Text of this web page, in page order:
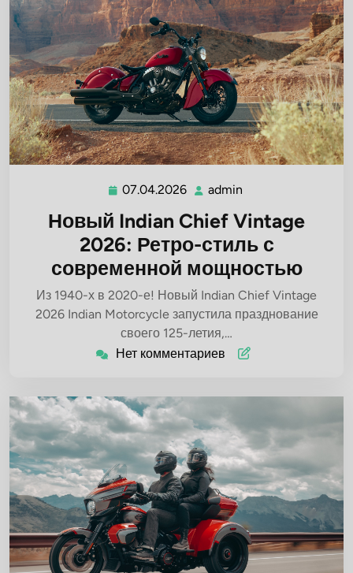
07.04.2026 07.04.2026
admin
Новый Indian Chief Vintage
2026: Ретро-стиль с
современной мощностью
Из 1940-х в 2020-е! Новый Indian Chief Vintage
2026 Indian Motorcycle запустила празднование
своего 125-летия,…
Нет комментариев